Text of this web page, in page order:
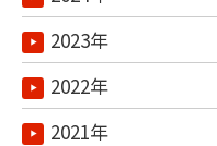
2023年
2022年
2021年